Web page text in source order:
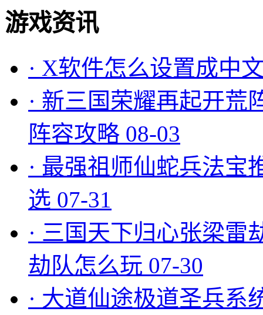
游戏资讯
· X软件怎么设置成中
· 新三国荣耀再起开荒
阵容攻略 08-03
· 最强祖师仙蛇兵法宝
选 07-31
· 三国天下归心张梁雷
劫队怎么玩 07-30
· 大道仙途极道圣兵系